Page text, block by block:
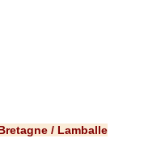
/ Lamballe